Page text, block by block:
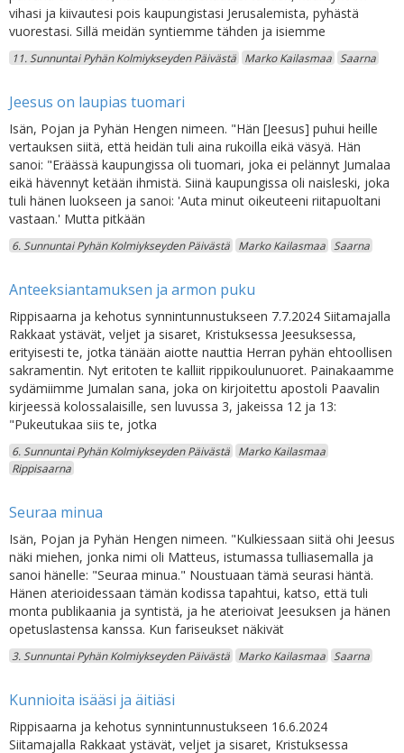
vihasi ja kiivautesi pois kaupungistasi Jerusalemista, pyhästä
vuorestasi. Sillä meidän syntiemme tähden ja isiemme
11. Sunnuntai Pyhän Kolmiykseyden Päivästä Marko Kailasmaa Saarna
Jeesus on laupias tuomari
Isän, Pojan ja Pyhän Hengen nimeen. "Hän [Jeesus] puhui heille
vertauksen siitä, että heidän tuli aina rukoilla eikä väsyä. Hän
sanoi: "Eräässä kaupungissa oli tuomari, joka ei pelännyt Jumalaa
eikä hävennyt ketään ihmistä. Siinä kaupungissa oli naisleski, joka
tuli hänen luokseen ja sanoi: 'Auta minut oikeuteeni riitapuoltani
vastaan.' Mutta pitkään
6. Sunnuntai Pyhän Kolmiykseyden Päivästä Marko Kailasmaa Saarna
Anteeksiantamuksen ja armon puku
Rippisaarna ja kehotus synnintunnustukseen 7.7.2024 Siitamajalla
Rakkaat ystävät, veljet ja sisaret, Kristuksessa Jeesuksessa,
erityisesti te, jotka tänään aiotte nauttia Herran pyhän ehtoollisen
sakramentin. Nyt eritoten te kalliit rippikoulunuoret. Painakaamme
sydämiimme Jumalan sana, joka on kirjoitettu apostoli Paavalin
kirjeessä kolossalaisille, sen luvussa 3, jakeissa 12 ja 13:
"Pukeutukaa siis te, jotka
6. Sunnuntai Pyhän Kolmiykseyden Päivästä
Marko Kailasmaa
Rippisaarna
Seuraa minua
Isän, Pojan ja Pyhän Hengen nimeen. "Kulkiessaan siitä ohi Jeesus
näki miehen, jonka nimi oli Matteus, istumassa tulliasemalla ja
sanoi hänelle: "Seuraa minua." Noustuaan tämä seurasi häntä.
Hänen aterioidessaan tämän kodissa tapahtui, katso, että tuli
monta publikaania ja syntistä, ja he aterioivat Jeesuksen ja hänen
opetuslastensa kanssa. Kun fariseukset näkivät
3. Sunnuntai Pyhän Kolmiykseyden Päivästä Marko Kailasmaa Saarna
Kunnioita isääsi ja äitiäsi
Rippisaarna ja kehotus synnintunnustukseen 16.6.2024
Siitamajalla Rakkaat ystävät, veljet ja sisaret, Kristuksessa